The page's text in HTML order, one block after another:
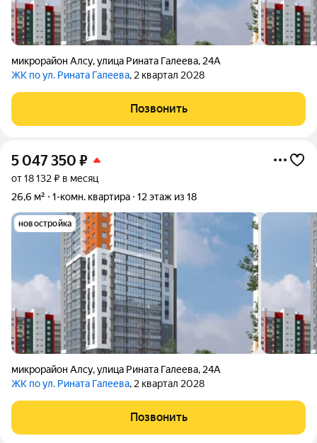
микрорайон Алсу,улица Рината Галеева, 24А
ЖК по ул. Рината Галеева, 2 квартал 2028
Позвонить
5 047 350 ₽
от 18 132 ₽ в месяц
26,6 м²
1-комн. квартира 12 этаж из 18
новостройка
микрорайон Алсу,улица Рината Галеева, 24А
ЖК по ул. Рината Галеева, 2 квартал 2028
Позвонить